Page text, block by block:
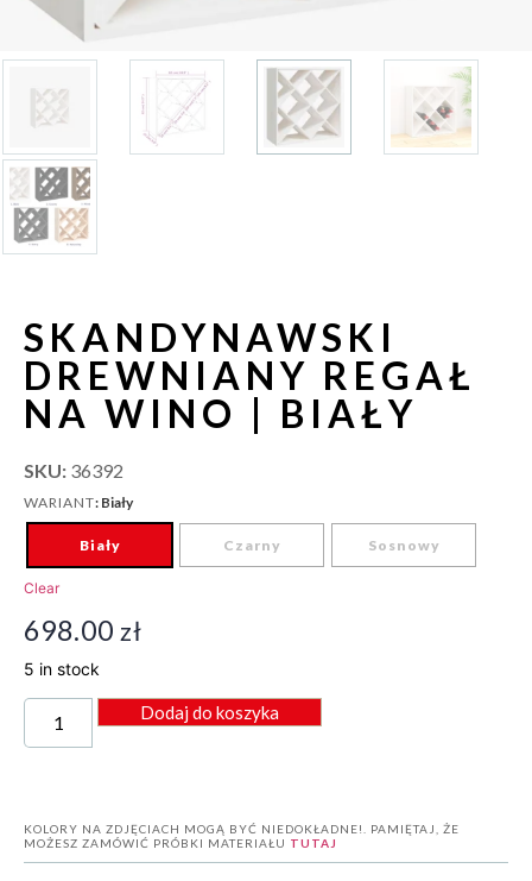
SKANDYNAWSKI
DREWNIANY REGAŁ
NA WINO | BIAŁY
SKU: 36392
WARIANT: Biały
Biały Czarny Sosnowy
Clear
698.00 zł
5 in stock
Dodaj do koszyka
KOLORY NA ZDJĘCIACH MOGĄ BYĆ NIEDOKŁADNE!. PAMIĘTAJ, ŻE
MOŻESZ ZAMÓWIĆ PRÓBKI MATERIAŁU TUTAJ